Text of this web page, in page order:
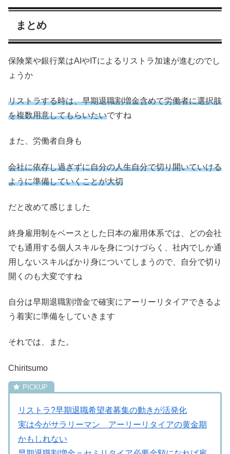
まとめ
保険業や銀行業はAIやITによるリストラ加速が進むのでし
ょうか
リストラする時は、早期退職割増金含めて労働者に選択肢
を複数用意してもらいたいですね
また、労働者自身も
会社に依存し過ぎずに自分の人生自分で切り開いていける
ように準備していくことが大切
だと改めて感じました
終身雇用制をベースとした日本の雇用体系では、どの会社
でも通用する個人スキルを身につけづらく、社内でしか通
用しないスキルばかり身についてしまうので、自分で切り
開くのも大変ですね
自分は早期退職割増金で確実にアーリーリタイアできるよ
う着実に準備をしていきます
それでは、また。
Chiritsumo
リストラ?早期退職希望者募集の動きが活発化
実は今がサラリーマン アーリーリタイアの黄金期
かもしれない